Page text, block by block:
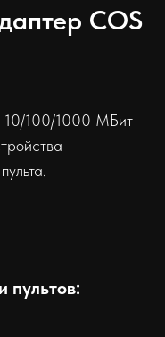
COS
10/100/1000 МБит
пультов: